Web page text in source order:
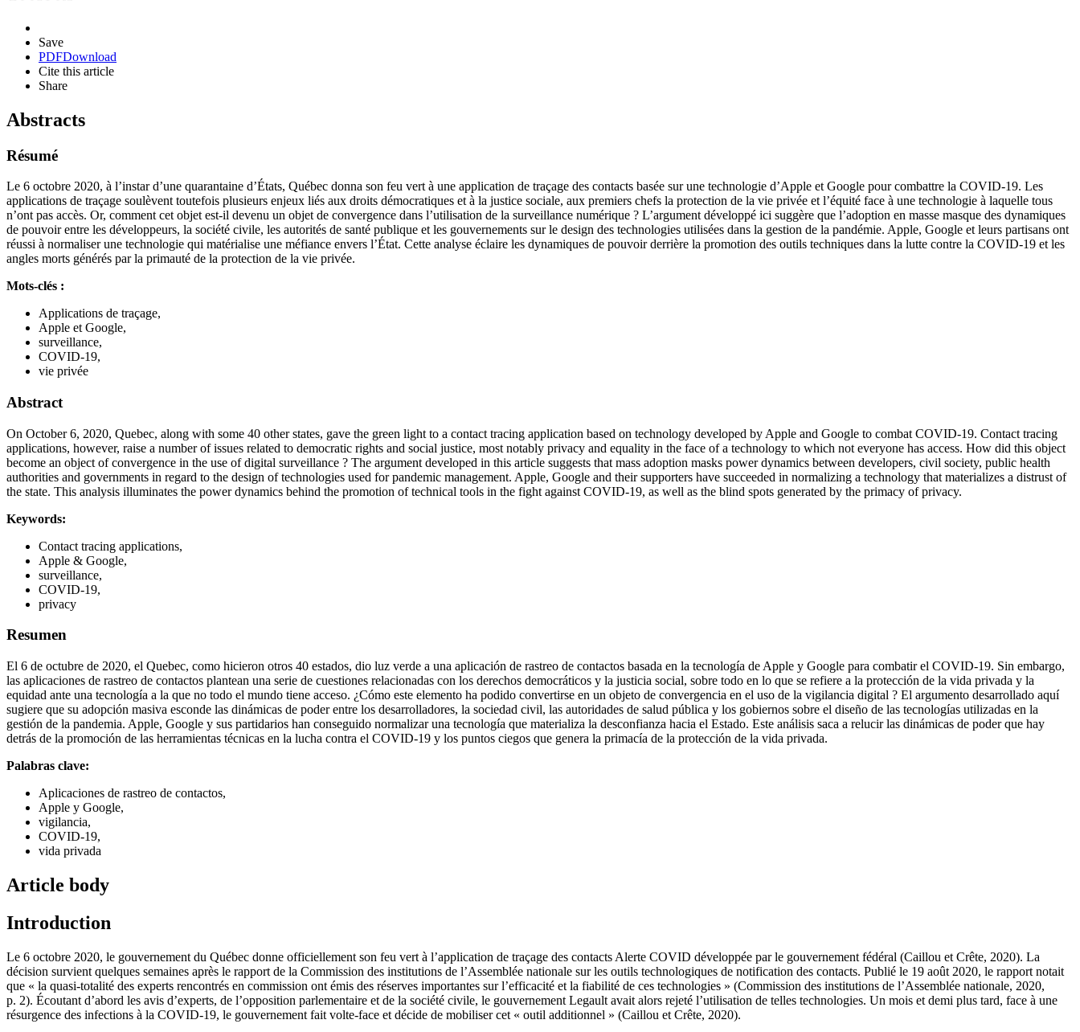
Save
PDFDownload
Cite this article
Share
Abstracts
Résumé
Le 6 octobre 2020, à l’instar d’une quarantaine d’États, Québec donna son feu vert à une application de traçage des contacts basée sur une technologie d’Apple et Google pour combattre la COVID-19. Les
applications de traçage soulèvent toutefois plusieurs enjeux liés aux droits démocratiques et à la justice sociale, aux premiers chefs la protection de la vie privée et l’équité face à une technologie à laquelle tous
n’ont pas accès. Or, comment cet objet est-il devenu un objet de convergence dans l’utilisation de la surveillance numérique ? L’argument développé ici suggère que l’adoption en masse masque des dynamiques
de pouvoir entre les développeurs, la société civile, les autorités de santé publique et les gouvernements sur le design des technologies utilisées dans la gestion de la pandémie. Apple, Google et leurs partisans ont
réussi à normaliser une technologie qui matérialise une méfiance envers l’État. Cette analyse éclaire les dynamiques de pouvoir derrière la promotion des outils techniques dans la lutte contre la COVID-19 et les
angles morts générés par la primauté de la protection de la vie privée.
Mots-clés :
Applications de traçage,
Apple et Google,
surveillance,
COVID-19,
vie privée
Abstract
On October 6, 2020, Quebec, along with some 40 other states, gave the green light to a contact tracing application based on technology developed by Apple and Google to combat COVID-19. Contact tracing
applications, however, raise a number of issues related to democratic rights and social justice, most notably privacy and equality in the face of a technology to which not everyone has access. How did this object
become an object of convergence in the use of digital surveillance ? The argument developed in this article suggests that mass adoption masks power dynamics between developers, civil society, public health
authorities and governments in regard to the design of technologies used for pandemic management. Apple, Google and their supporters have succeeded in normalizing a technology that materializes a distrust of
the state. This analysis illuminates the power dynamics behind the promotion of technical tools in the fight against COVID-19, as well as the blind spots generated by the primacy of privacy.
Keywords:
Contact tracing applications,
Apple & Google,
surveillance,
COVID-19,
privacy
Resumen
El 6 de octubre de 2020, el Quebec, como hicieron otros 40 estados, dio luz verde a una aplicación de rastreo de contactos basada en la tecnología de Apple y Google para combatir el COVID-19. Sin embargo,
las aplicaciones de rastreo de contactos plantean una serie de cuestiones relacionadas con los derechos democráticos y la justicia social, sobre todo en lo que se refiere a la protección de la vida privada y la
equidad ante una tecnología a la que no todo el mundo tiene acceso. ¿Cómo este elemento ha podido convertirse en un objeto de convergencia en el uso de la vigilancia digital ? El argumento desarrollado aquí
sugiere que su adopción masiva esconde las dinámicas de poder entre los desarrolladores, la sociedad civil, las autoridades de salud pública y los gobiernos sobre el diseño de las tecnologías utilizadas en la
gestión de la pandemia. Apple, Google y sus partidarios han conseguido normalizar una tecnología que materializa la desconfianza hacia el Estado. Este análisis saca a relucir las dinámicas de poder que hay
detrás de la promoción de las herramientas técnicas en la lucha contra el COVID-19 y los puntos ciegos que genera la primacía de la protección de la vida privada.
Palabras clave:
Aplicaciones de rastreo de contactos,
Apple y Google,
vigilancia,
COVID-19,
vida privada
Article body
Introduction
Le 6 octobre 2020, le gouvernement du Québec donne officiellement son feu vert à l’application de traçage des contacts Alerte COVID développée par le gouvernement fédéral (Caillou et Crête, 2020). La
décision survient quelques semaines après le rapport de la Commission des institutions de l’Assemblée nationale sur les outils technologiques de notification des contacts. Publié le 19 août 2020, le rapport notait
que « la quasi-totalité des experts rencontrés en commission ont émis des réserves importantes sur l’efficacité et la fiabilité de ces technologies » (Commission des institutions de l’Assemblée nationale, 2020,
p. 2). Écoutant d’abord les avis d’experts, de l’opposition parlementaire et de la société civile, le gouvernement Legault avait alors rejeté l’utilisation de telles technologies. Un mois et demi plus tard, face à une
résurgence des infections à la COVID-19, le gouvernement fait volte-face et décide de mobiliser cet « outil additionnel » (Caillou et Crête, 2020).